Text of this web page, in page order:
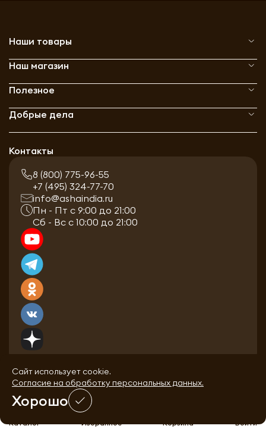
Каталог Избранное
Корзина
Войти
Наши товары
Наш магазин
Полезное
Добрые дела
Контакты
8 (800) 775-96-55
+7 (495) 324-77-70
info@ashaindia.ru
Пн - Пт с 9:00 до 21:00
Сб - Вс с 10:00 до 21:00
Сайт использует cookie.
Согласие на обработку персональных данных.
Хорошо